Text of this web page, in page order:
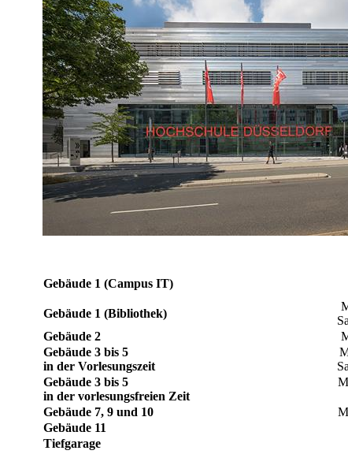
​Gebäude 1 (Campus IT)
​Gebäude 1 (Bibliothek)
​Gebäude 2
​Gebäude 3 bis 5
in der Vorlesungszeit
​Gebäude 3 bis 5
in der vorlesungsfreien Zeit
​Gebäude 7, 9 und 10
​Gebäude 11
Tiefgarage